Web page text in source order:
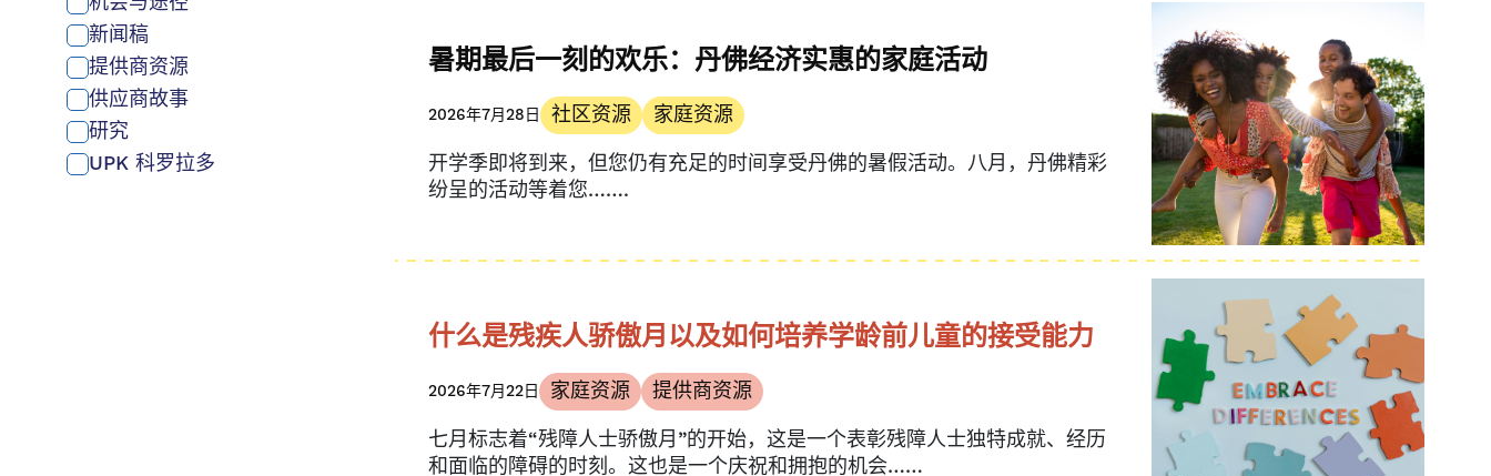
新闻稿
提供商资源
供应商故事
研究
UPK 科罗拉多
暑期最后一刻的欢乐：丹佛经济实惠的家庭活动
2026年7月28日 社区资源
家庭资源
开学季即将到来，但您仍有充足的时间享受丹佛的暑假活动。八月，丹佛精彩
纷呈的活动等着您…….
什么是残疾人骄傲月以及如何培养学龄前儿童的接受能力
2026年7月22日 家庭资源
提供商资源
七月标志着“残障人士骄傲月”的开始，这是一个表彰残障人士独特成就、经历
和面临的障碍的时刻。这也是一个庆祝和拥抱的机会……